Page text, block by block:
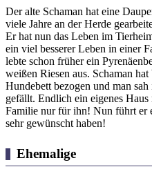
Der alte Schaman hat eine
viele Jahre an der Herde
Er hat nun das Leben im
ein viel besserer Leben in einer
lebte schon früher ein
weißen Riesen aus. Schaman
Hundebett bezogen und man
gefällt. Endlich ein eigenes
Familie nur für ihn! Nun führt er
sehr gewünscht haben!
Ehemalige